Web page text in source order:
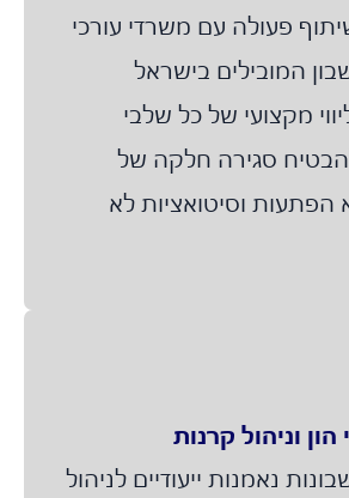
פעולה עם משרדי עורכי
המובילים בישראל
מקצועי של כל שלבי
סגירה חלקה של
וסיטואציות לא
קרנות
נאמנות ייעודיים לניהול